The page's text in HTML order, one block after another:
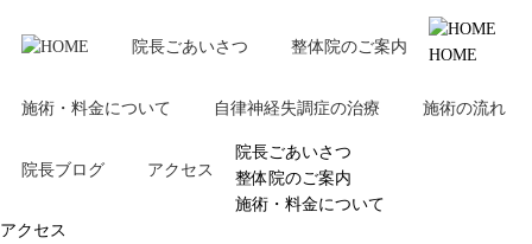
院長ごあいさつ 整体院のご案内
施術・料金について 自律神経失調症の治療 施術の流れ
院長ブログ アクセス
HOME
院長ごあいさつ
整体院のご案内
施術・料金について
アクセス